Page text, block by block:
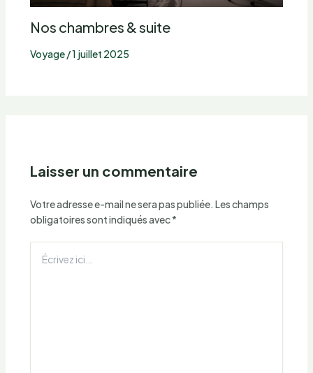
Nos chambres & suite
Voyage/1 juillet 2025
Laisser un commentaire
Votre adresse e-mail ne sera pas publiée. Les champs
obligatoires sont indiqués avec*
ici…